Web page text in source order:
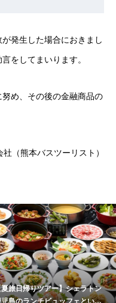
発生した場合におきまし
をしてまいります。
努め、その後の金融商品の
（熊本バスツーリスト）
旅日帰りツアー】シェラトン
児島のランチビュッフェといお